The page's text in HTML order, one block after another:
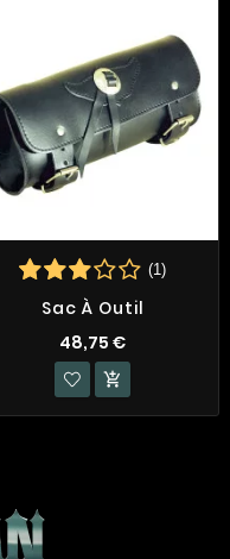
(1)
Sac À Outil
48,75 €
